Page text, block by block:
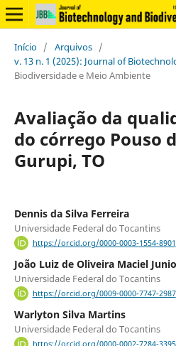
Início / Arquivos /
v. 13 n. 1 (2025): Journal of
Biodiversidade e Meio Ambiente
Avaliação da
do córrego Pouso
Gurupi, TO
Dennis da Silva Ferreira
Universidade Federal do Tocantins
https://orcid.org/0000-0003-1554-8901
João Luiz de Oliveira Maciel
Universidade Federal do Tocantins
https://orcid.org/0009-0000-7747-2987
Warlyton Silva Martins
Universidade Federal do Tocantins